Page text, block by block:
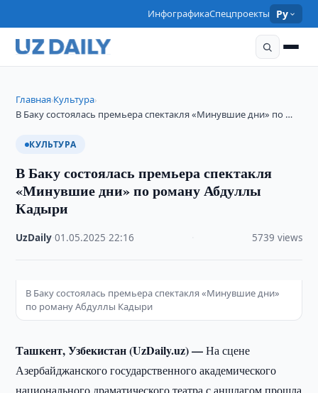
ИнфографикаСпецпроекты Ру
Главная›Культура›
В Баку состоялась премьера спектакля «Минувшие дни» по …
КУЛЬТУРА
В Баку состоялась премьера спектакля
«Минувшие дни» по роману Абдуллы
Кадыри
UzDaily ·01.05.2025 ·22:16 5739 views
В Баку состоялась премьера спектакля «Минувшие дни»
по роману Абдуллы Кадыри
Ташкент, Узбекистан (UzDaily.uz) —На сцене
Азербайджанского государственного академического
национального драматического театра с аншлагом прошла